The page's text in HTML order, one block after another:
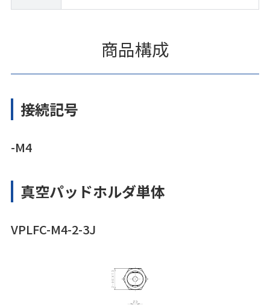
商品構成
接続記号
-M4
真空パッドホルダ単体
VPLFC-M4-2-3J